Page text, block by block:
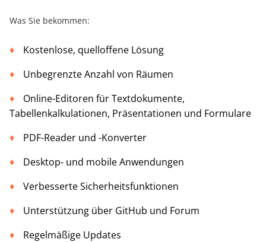
Was Sie bekommen:
Kostenlose, quelloffene Lösung
Unbegrenzte Anzahl von Räumen
Online-Editoren für Textdokumente,
Tabellenkalkulationen, Präsentationen und Formulare
PDF-Reader und -Konverter
Desktop- und mobile Anwendungen
Verbesserte Sicherheitsfunktionen
Unterstützung über GitHub und Forum
Regelmäßige Updates